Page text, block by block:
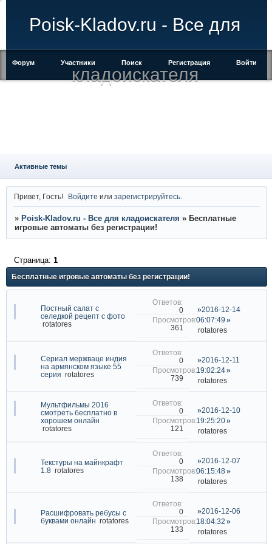
Poisk-Kladov.ru - Все для
кладоискателя
Форум Участники Поиск Регистрация Войти
Активные темы
Привет, Гость! Войдите илизарегистрируйтесь
» Poisk-Kladov.ru - Все для кладоискателя » Бесплатные
игровые автоматы без регистрации!
Бесплатные игровые автоматы без регистрации!
Страница: 1
Постный салат с
селедкой рецепт с фото
rotatores
0
361
2016-12-14
06:07:49
rotatores
Сериал мержваце индия
на армянском языке 55
серия rotatores
0
739
2016-12-11
19:02:24
rotatores
Мультфильмы 2016
смотреть бесплатно в
хорошем онлайн
rotatores
0
121
2016-12-10
19:25:20
rotatores
Текстуры на майнкрафт
1.8 rotatores
0
138
2016-12-07
06:15:48
rotatores
Расшифровать ребусы с
буквами онлайн rotatores
0
133
2016-12-06
18:04:32
rotatores